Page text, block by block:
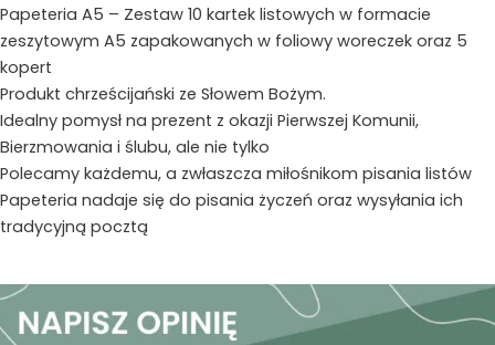
mój
los
zabezpieczasz
-
kotek
Papeteria A5 – Zestaw 10 kartek listowych w formacie
zeszytowym A5 zapakowanych w foliowy woreczek oraz 5
kopert
Produkt chrześcijański ze Słowem Bożym.
Idealny pomysł na prezent z okazji Pierwszej Komunii,
Bierzmowania i ślubu, ale nie tylko
Polecamy każdemu, a zwłaszcza miłośnikom pisania listów
Papeteria nadaje się do pisania życzeń oraz wysyłania ich
tradycyjną pocztą